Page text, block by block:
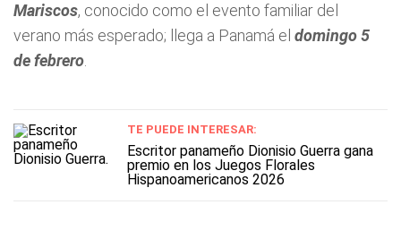
Mariscos, conocido como el evento familiar del
verano más esperado; llega a Panamá el domingo 5
de febrero
TE PUEDE INTERESAR:
Escritor panameño Dionisio Guerra gana
premio en los Juegos Florales
Hispanoamericanos 2026